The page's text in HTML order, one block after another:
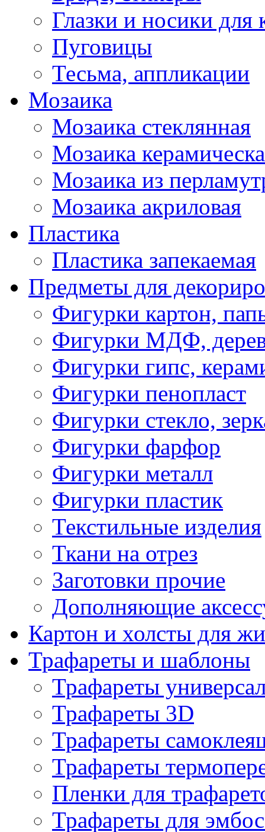
Глазки и носики для
Пуговицы
Тесьма, аппликации
Мозаика
Мозаика стеклянная
Мозаика
Мозаика из
Мозаика акриловая
Пластика
Пластика запекаемая
Предметы для
Фигурки картон,
Фигурки МДФ,
Фигурки гипс,
Фигурки пенопласт
Фигурки стекло,
Фигурки фарфор
Фигурки металл
Фигурки пластик
Текстильные изделия
Ткани на отрез
Заготовки прочие
Дополняющие
Картон и холсты для
Трафареты и шаблоны
Трафареты
Трафареты 3D
Трафареты
Трафареты
Пленки для
Трафареты для